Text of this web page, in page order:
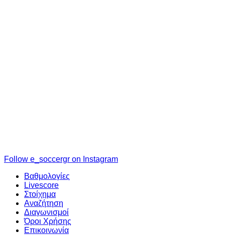
Follow e_soccergr on Instagram
Βαθμολογίες
Livescore
Στοίχημα
Αναζήτηση
Διαγωνισμοί
Όροι Χρήσης
Επικοινωνία